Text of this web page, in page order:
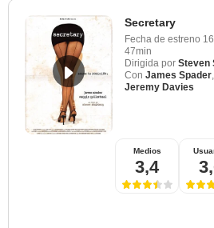
Secretary
Fecha de estreno
47min
Dirigida por Steven
Con James Spader,
Jeremy Davies
Medios
3,4